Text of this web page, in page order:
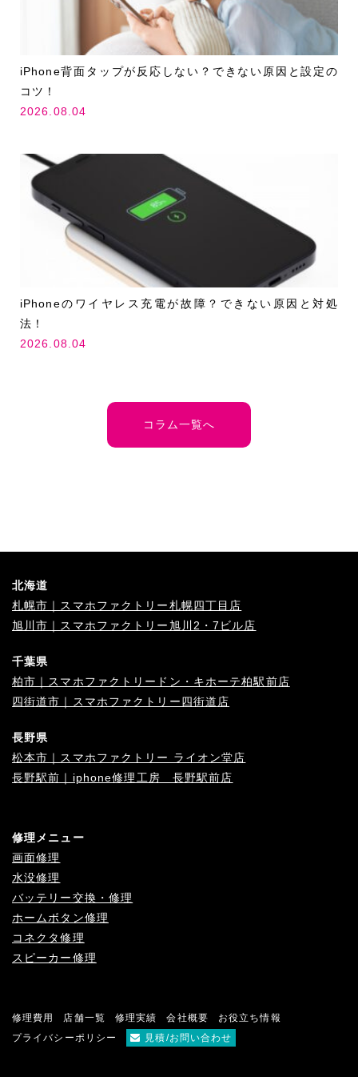
iPhone背面タップが反応しない？できない原因と設定の
コツ！
2026.08.04
iPhoneのワイヤレス充電が故障？できない原因と対処
法！
2026.08.04
コラム一覧へ
北海道
札幌市｜スマホファクトリー札幌四丁目店
旭川市｜スマホファクトリー旭川2・7ビル店
千葉県
柏市｜スマホファクトリードン・キホーテ柏駅前店
四街道市｜スマホファクトリー四街道店
長野県
松本市｜スマホファクトリー ライオン堂店
長野駅前｜iphone修理工房 長野駅前店
修理メニュー
画面修理
水没修理
バッテリー交換・修理
ホームボタン修理
コネクタ修理
スピーカー修理
修理費用 店舗一覧 修理実績 会社概要
お役立ち情報
プライバシーポリシー
見積/お問い合わせ